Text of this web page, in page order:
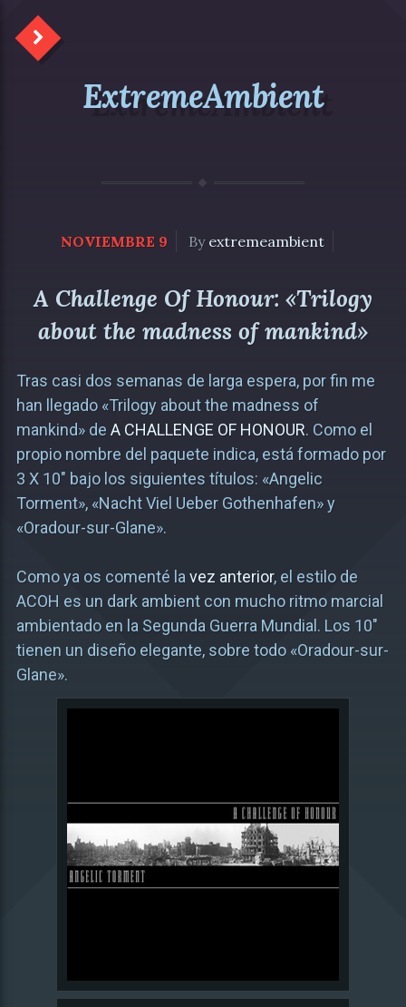
ExtremeAmbient
NOVIEMBRE 9 By extremeambient
A Challenge Of Honour: «Trilogy
about the madness of mankind»
Tras casi dos semanas de larga espera, por fin me
han llegado «Trilogy about the madness of
mankind» de A CHALLENGE OF HONOUR. Como el
propio nombre del paquete indica, está formado por
3 X 10″ bajo los siguientes títulos: «Angelic
Torment», «Nacht Viel Ueber Gothenhafen» y
«Oradour-sur-Glane».
Como ya os comenté la vez anterior, el estilo de
ACOH es un dark ambient con mucho ritmo marcial
ambientado en la Segunda Guerra Mundial. Los 10″
tienen un diseño elegante, sobre todo «Oradour-sur-
Glane».